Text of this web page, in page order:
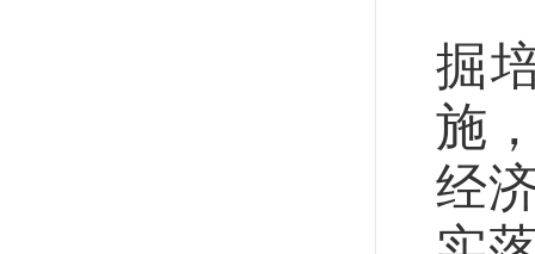
掘
施
经